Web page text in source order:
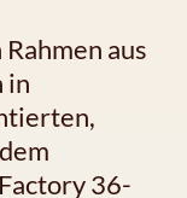
aus
in
36-